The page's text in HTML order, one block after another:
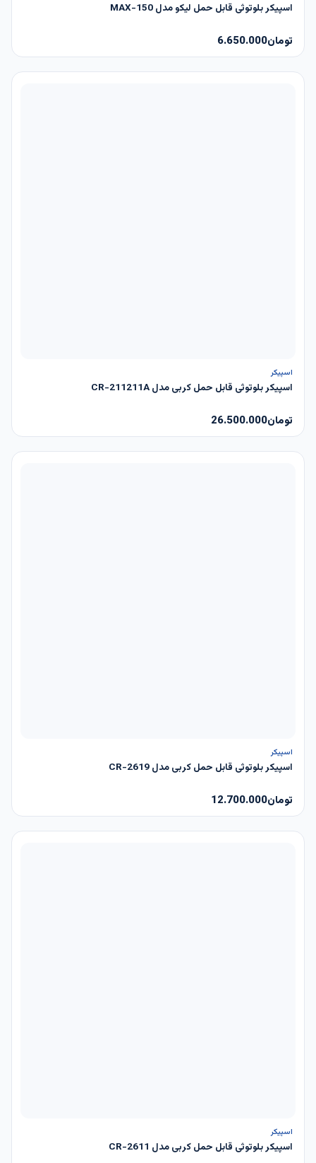
اسپیکر بلوتوثی قابل حمل لیکو مدل MAX-150
تومان6.650.000
ناموجود
اسپیکر
اسپیکر بلوتوثی قابل حمل کربی مدل CR-211211A
تومان26.500.000
ناموجود
اسپیکر
اسپیکر بلوتوثی قابل حمل کربی مدل CR-2619
تومان12.700.000
ناموجود
اسپیکر
اسپیکر بلوتوثی قابل حمل کربی مدل CR-2611